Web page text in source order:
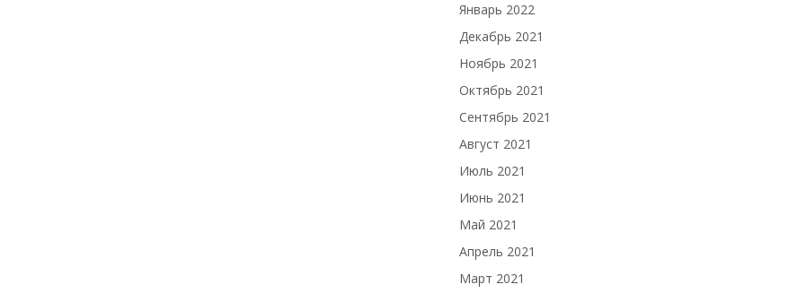
Январь 2022
Декабрь 2021
Ноябрь 2021
Октябрь 2021
Сентябрь 2021
Август 2021
Июль 2021
Июнь 2021
Май 2021
Апрель 2021
Март 2021